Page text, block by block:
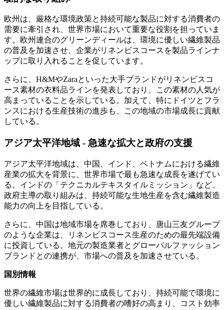
欧州は、厳格な環境政策と持続可能な製品に対する消費者の
需要に牽引され、世界市場において重要な役割を担っていま
す。欧州連合のグリーンディールは、環境に優しい繊維製品
の普及を加速させ、企業がリネンビスコースを製品ラインナ
ップに取り入れることを促しています。
さらに、H&MやZaraといった大手ブランドがリネンビスコ
ース素材の衣料品ラインを発表しており、この素材の人気が
高まっていることを示している。加えて、特にドイツとフラ
ンスにおける生産技術の進歩も、この地域の市場成長に貢献
している。
アジア太平洋地域 - 急速な拡大と政府の支援
アジア太平洋地域は、中国、インド、ベトナムにおける繊維
産業の拡大を背景に、世界市場で最も急速な成長を遂げてい
る。インドの「テクニカルテキスタイルミッション」など、
政府主導の取り組みは、持続可能な生地生産を含む繊維製造
能力の向上を目指している。
さらに、中国は地域市場を席巻しており、唐山三友グループ
のような企業は、リネンビスコース生産のための最先端設備
に投資している。地元の製造業者とグローバルファッション
ブランドとの連携が、市場への普及を加速させている。
国別情報
世界の繊維市場は世界的に成長しており、持続可能で環境に
優しい繊維製品に対する消費者の嗜好の高まり、コスト効率